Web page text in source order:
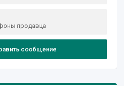
продавца
сообщение